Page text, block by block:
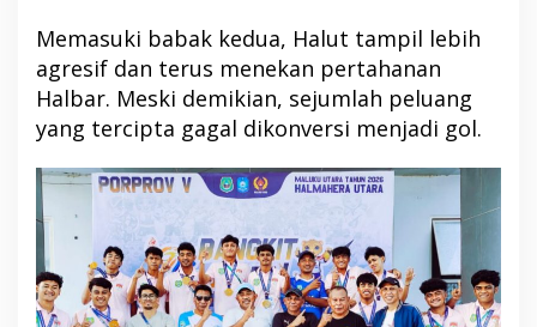
Memasuki babak kedua, Halut tampil lebih
agresif dan terus menekan pertahanan
Halbar. Meski demikian, sejumlah peluang
yang tercipta gagal dikonversi menjadi gol.